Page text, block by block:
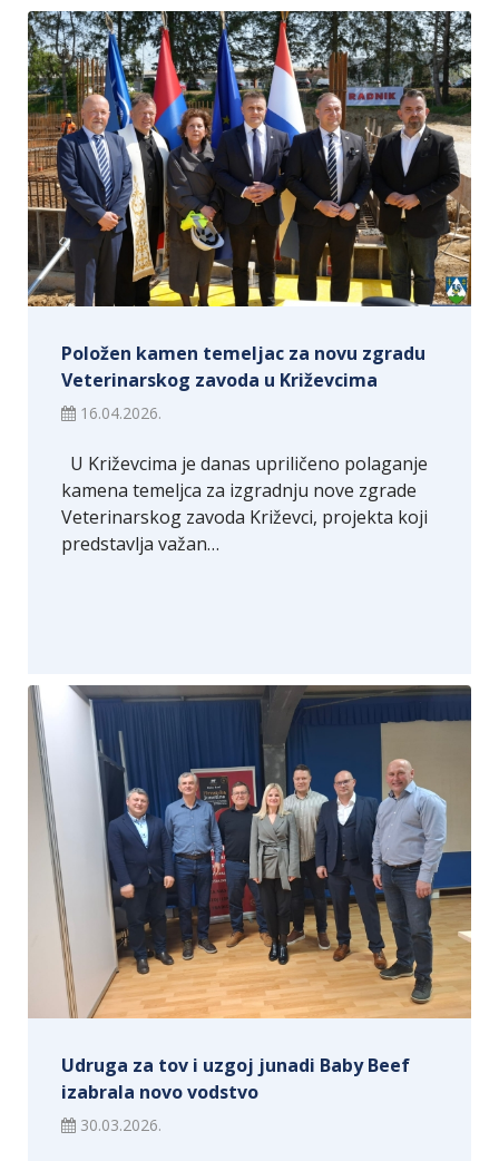
Položen kamen temeljac za novu zgradu
Veterinarskog zavoda u Križevcima
16.04.2026.
U Križevcima je danas upriličeno polaganje
kamena temeljca za izgradnju nove zgrade
Veterinarskog zavoda Križevci, projekta koji
predstavlja važan…
Udruga za tov i uzgoj junadi Baby Beef
izabrala novo vodstvo
30.03.2026.